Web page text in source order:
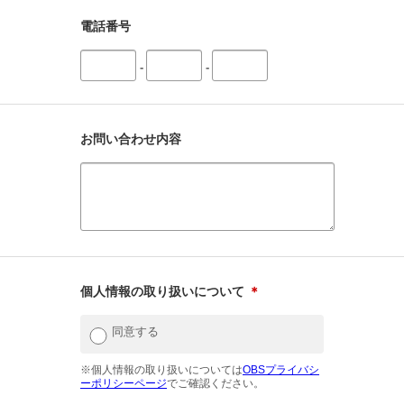
電話番号
- -
お問い合わせ内容
個人情報の取り扱いについて ＊
同意する
※個人情報の取り扱いについてはOBSプライバシ
ーポリシーページでご確認ください。